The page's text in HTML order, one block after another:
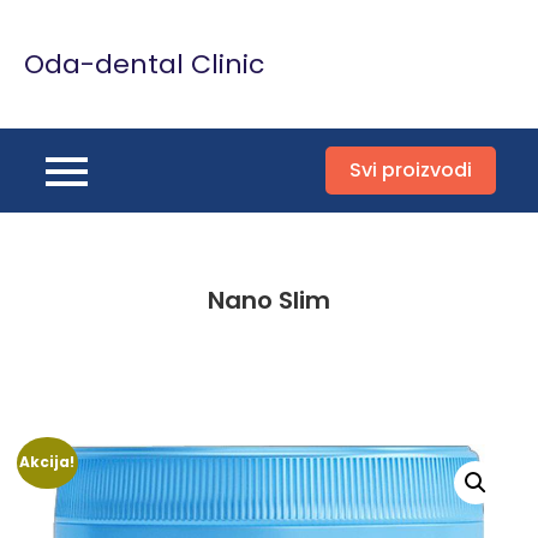
content
Oda-dental Clinic
Svi proizvodi
Nano Slim
Akcija!